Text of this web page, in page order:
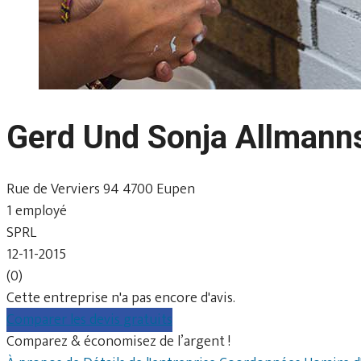
Gerd Und Sonja
Rue de Verviers 94 4700 Eupen
1 employé
SPRL
12-11-2015
(0)
Cette entreprise n'a pas encore d'avis.
Comparer les devis gratuits
Comparez & économisez de l’argent !